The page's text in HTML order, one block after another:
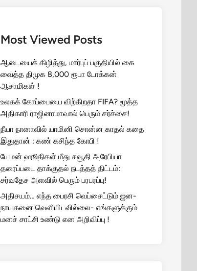
Most Viewed Posts
ஆடையைக் கிழித்து, மார்புப் பகுதியில் கை
வைத்த திமுக 8,000 ரூபா டோக்கன்
ஆசாமிகள் !
உலகக் கோப்பையை விற்கிறதா FIFA? மூத்த
அதிகாரி ராஜினாமாவால் பெரும் சர்ச்சை!
நீயா நானாவில் யாமினி சொன்ன காதல் கதை
இதுதான் : கண் கசிந்த கோபி !
யேமன் ஹூதிகள் மீது சவூதி அரேபியா
தரைப்படை தாக்குதல் நடத்தத் திட்டம்:
சர்வதேச அளவில் பெரும் பரபரப்பு!
அதிசயம்… எந்த பைரசி வெப்சைட்டும் ஜன-
நாயகனை வெளியிடவில்லை- எங்களுக்கும்
மனச் சாட்சி உண்டு என அறிவிப்பு !